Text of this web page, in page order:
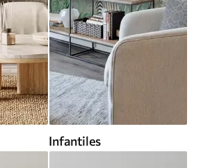
Infantiles